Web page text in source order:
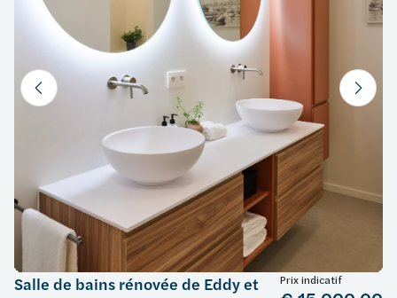
Salle de bains rénovée de Eddy et Prix indicatif